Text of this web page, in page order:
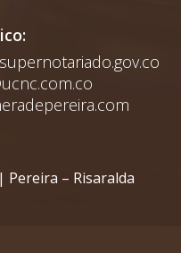
Pereira – Risaralda